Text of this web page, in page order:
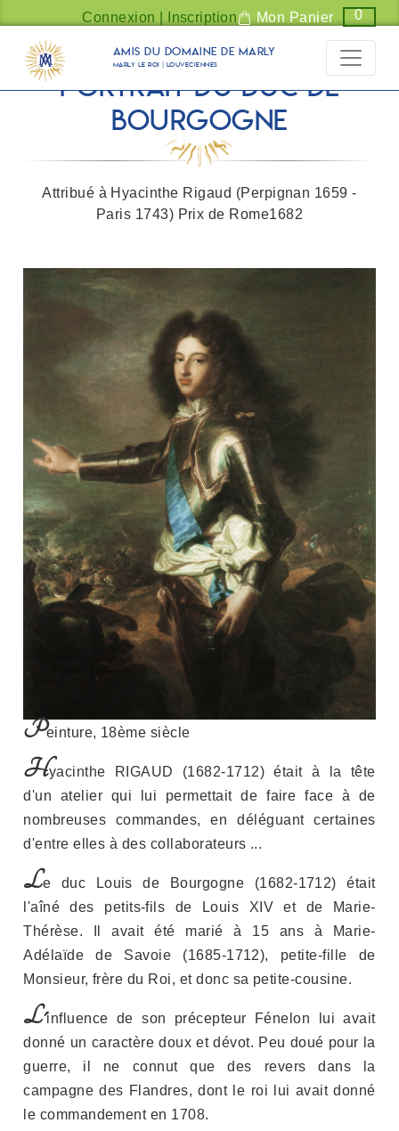
Panneau de gestion des cookies
Connexion | Inscription Mon Panier 0
Amis du Domaine de Marly
Marly Le Roi | Louveciennes
Portrait du Duc de
Bourgogne
Attribué à Hyacinthe Rigaud (Perpignan 1659 -
Paris 1743) Prix de Rome1682
Peinture, 18ème siècle
Hyacinthe RIGAUD (1682-1712) était à la tête
d'un atelier qui lui permettait de faire face à de
nombreuses commandes, en déléguant certaines
d'entre elles à des collaborateurs ...
Le duc Louis de Bourgogne (1682-1712) était
l'aîné des petits-fils de Louis XIV et de Marie-
Thérèse. Il avait été marié à 15 ans à Marie-
Adélaïde de Savoie (1685-1712), petite-fille de
Monsieur, frère du Roi, et donc sa petite-cousine.
L'influence de son précepteur Fénelon lui avait
donné un caractère doux et dévot. Peu doué pour la
guerre, il ne connut que des revers dans la
campagne des Flandres, dont le roi lui avait donné
le commandement en 1708.